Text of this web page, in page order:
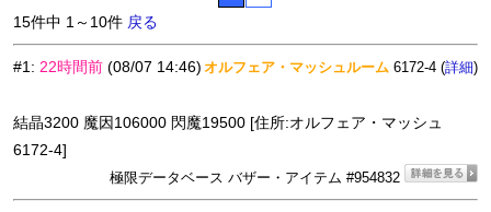
15件中 1～10件 戻る
#1: 22時間前 (08/07 14:46) オルフェア・マッシュルーム 6172-4 (詳細)
結晶3200 魔因106000 閃魔19500 [住所:オルフェア・マッシュ
6172-4]
極限データベース バザー・アイテム #954832